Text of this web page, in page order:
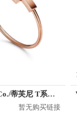
Tiffany&Co./蒂芙尼 T系列 18K玫瑰金手镯
暂无购买链接